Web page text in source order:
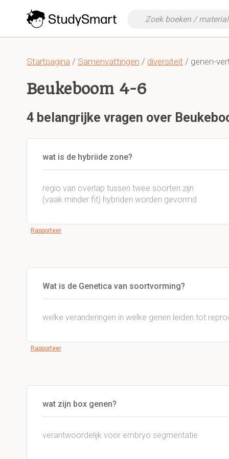
Startpagina / Samenvattingen / diversiteit / genen-
Beukeboom 4-6
4 belangrijke vragen over
wat is de hybriide zone?
regio van overlap tussen twee soorten zijn
(vaak minder fit) hybriden worden gevormd
Rapporteer
Wat is de Genetica van soortvorming?
welke veranderingen in welke genen leiden tot
Rapporteer
wat zijn box genen?
verantwoordelijk voor embryo segmentatie